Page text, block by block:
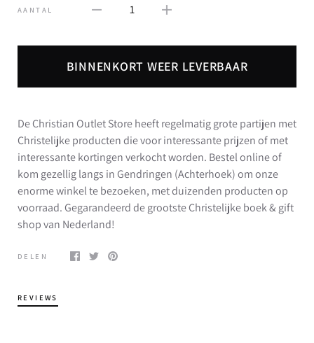
AANTAL 1
BINNENKORT WEER LEVERBAAR
De Christian Outlet Store heeft regelmatig grote partijen met
Christelijke producten die voor interessante prijzen of met
interessante kortingen verkocht worden. Bestel online of
kom gezellig langs in Gendringen (Achterhoek) om onze
enorme winkel te bezoeken, met duizenden producten op
voorraad. Gegarandeerd de grootste Christelijke boek & gift
shop van Nederland!
DELEN
REVIEWS